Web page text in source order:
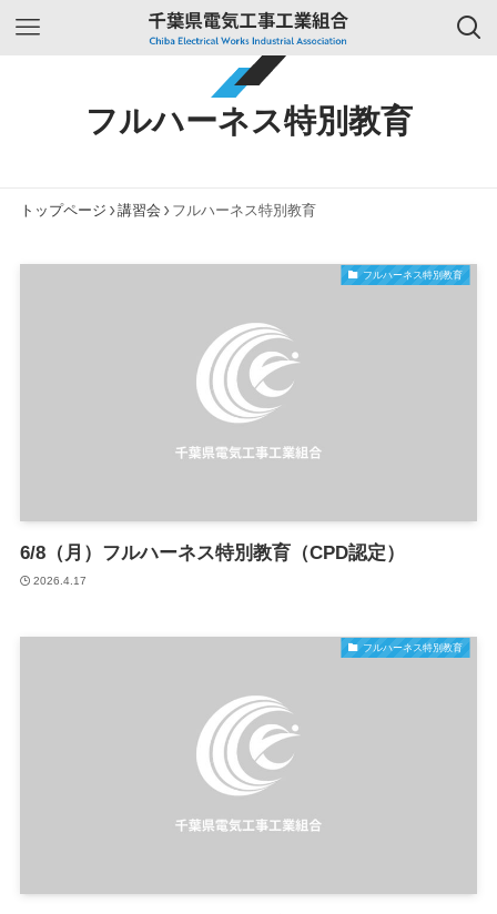
フルハーネス特別教育
トップページ 講習会 フルハーネス特別教育
フルハーネス特別教育
6/8（月）フルハーネス特別教育（CPD認定）
2026.4.17
フルハーネス特別教育